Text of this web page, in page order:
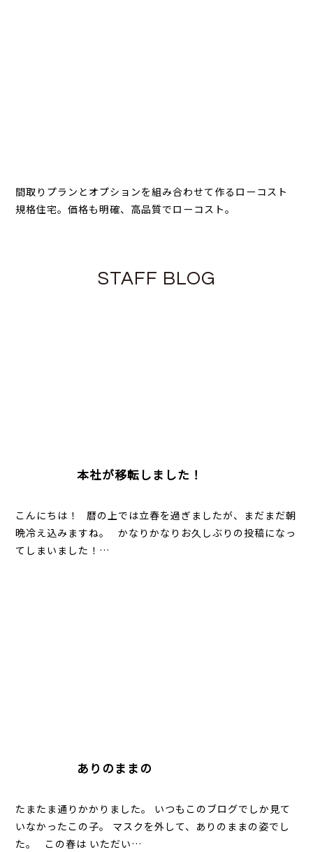
間取りプランとオプションを組み合わせて作るローコスト
規格住宅。価格も明確、高品質でローコスト。
STAFF BLOG
本社が移転しました！
こんにちは！ 暦の上では立春を過ぎましたが、まだまだ朝
晩冷え込みますね。 かなりかなりお久しぶりの投稿になっ
てしまいました！…
ありのままの
たまたま通りかかりました。 いつもこのブログでしか見て
いなかったこの子。 マスクを外して、ありのままの姿でし
た。 この春は いただい…